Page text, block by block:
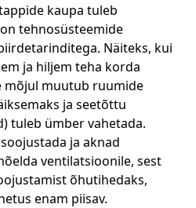
kaupa tuleb
tehnosüsteemide
Näiteks, kui
ja hiljem teha korda
mõjul muutub ruumide
ja seetõttu
tuleb ümber vahetada.
ja aknad
ventilatsioonile, sest
õhutihedaks,
enam piisav.